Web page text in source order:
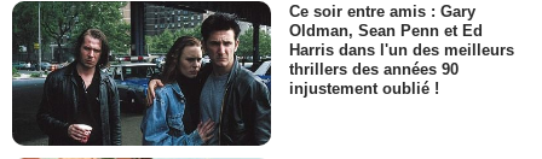
Ce soir entre amis : Gary
Oldman, Sean Penn et Ed
Harris dans l'un des meilleurs
thrillers des années 90
injustement oublié !